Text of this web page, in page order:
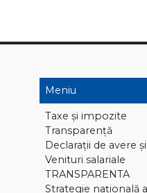
Meniu
Taxe și impozite
Transparență
Declaraţii de avere
Venituri salariale
TRANSPARENTA
Strategie națională